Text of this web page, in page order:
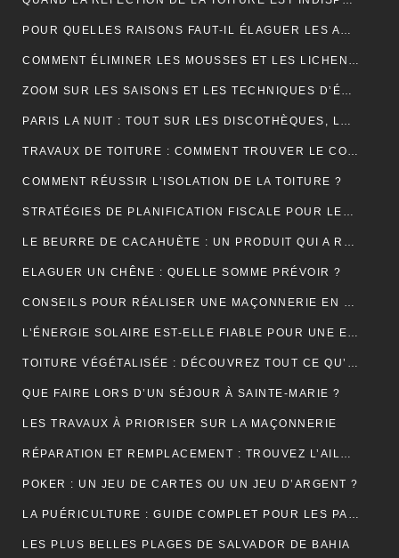
POUR QUELLES RAISONS FAUT-IL ÉLAGUER LES ARBUSTES ET LES ARBRES ?
COMMENT ÉLIMINER LES MOUSSES ET LES LICHENS ACCUMULÉS SUR LE TOIT ?
ZOOM SUR LES SAISONS ET LES TECHNIQUES D’ÉLAGAGE D’ARBRE
PARIS LA NUIT : TOUT SUR LES DISCOTHÈQUES, LES BARS ET LA VIE NOCTURNE
TRAVAUX DE TOITURE : COMMENT TROUVER LE COUVREUR IDÉAL?
COMMENT RÉUSSIR L’ISOLATION DE LA TOITURE ?
STRATÉGIES DE PLANIFICATION FISCALE POUR LES PETITES ET MOYENNES ENTREPRISES
LE BEURRE DE CACAHUÈTE : UN PRODUIT QUI A RÉSISTÉ À TOUTES LES GÉNÉRATIONS
ELAGUER UN CHÊNE : QUELLE SOMME PRÉVOIR ?
CONSEILS POUR RÉALISER UNE MAÇONNERIE EN BRIQUES OU EN PARPAINGS
L’ÉNERGIE SOLAIRE EST-ELLE FIABLE POUR UNE ENTREPRISE ?
TOITURE VÉGÉTALISÉE : DÉCOUVREZ TOUT CE QU’IL FAUT RETENIR À CE SUJET
QUE FAIRE LORS D’UN SÉJOUR À SAINTE-MARIE ?
LES TRAVAUX À PRIORISER SUR LA MAÇONNERIE
RÉPARATION ET REMPLACEMENT : TROUVEZ L’AILE ARRIÈRE PARFAITE POUR RESTAURER VOTRE VÉHICULE
POKER : UN JEU DE CARTES OU UN JEU D’ARGENT ?
LA PUÉRICULTURE : GUIDE COMPLET POUR LES PARENTS MODERNES.
LES PLUS BELLES PLAGES DE SALVADOR DE BAHIA